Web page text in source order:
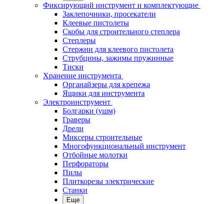
Фиксирующий инструмент и комплектующие
Заклепочники, просекатели
Клеевые пистолеты
Скобы для строительного степлера
Степлеры
Стержни для клеевого пистолета
Струбцины, зажимы пружинные
Тиски
Хранение инструмента
Органайзеры для крепежа
Ящики для инструмента
Электроинструмент
Болгарки (ушм)
Граверы
Дрели
Миксеры строительные
Многофункциональный инструмент
Отбойные молотки
Перфораторы
Пилы
Плиткорезы электрические
Станки
Еще